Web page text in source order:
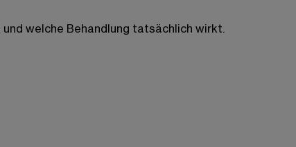
welche Behandlung tatsächlich wirkt.